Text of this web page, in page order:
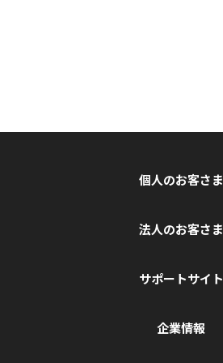
個人のお客さま
法人のお客さま
サポートサイト
企業情報